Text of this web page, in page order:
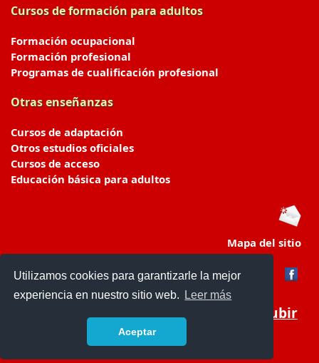
Utilizamos cookies para garantizarle la mejor
experiencia en nuestro sitio web.
Leer más
Aceptar
Cursos de formación para adultos
Formación ocupacional
Formación profesional
Programas de cualificación profesional
Otras enseñanzas
Cursos de adaptación
Otros estudios oficiales
Cursos de acceso
Educación básica para adultos
Mapa del sitio
Subir